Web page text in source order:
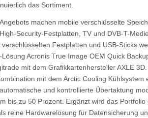
das Sortiment.
machen mobile verschlüsselte
Security-Festplatten, TV und DVB-T-
Festplatten und USB-Sticks
Acronis True Image OEM Quick
mit dem Grafikkartenhersteller AXLE
mit dem Arctic Cooling Kühlsystem
und kontrollierte Übertaktung
bis zu 50 Prozent. Ergänzt wird das Portfolio
reine Hardwarelösung für Datensicherung